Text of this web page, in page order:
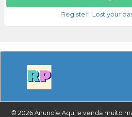
Register Lost your
© 2026 Anuncie Aqui e venda muito